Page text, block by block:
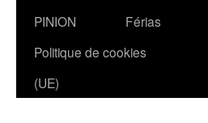
contenu
PINION
Férias
Politique de cookies
(UE)